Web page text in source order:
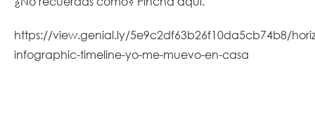
https://view.genial.ly/5e9c2df63b26f10da5cb74b8/
infographic-timeline-yo-me-muevo-en-casa